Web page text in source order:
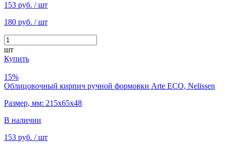
153 руб. / шт
180 руб. / шт
шт
Купить
15%
Облицовочный кирпич ручной формовки Arte ECO, Nelissen
Размер, мм: 215х65х48
В наличии
153 руб. / шт